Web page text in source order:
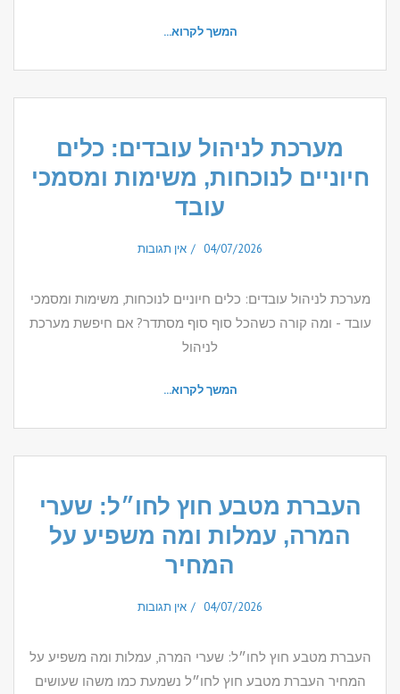
המשך לקרוא...
מערכת לניהול עובדים: כלים
חיוניים לנוכחות, משימות ומסמכי
עובד
04/07/2026 אין תגובות
מערכת לניהול עובדים: כלים חיוניים לנוכחות, משימות ומסמכי
עובד - ומה קורה כשהכל סוף סוף מסתדר? אם חיפשת מערכת
לניהול
המשך לקרוא...
העברת מטבע חוץ לחו״ל: שערי
המרה, עמלות ומה משפיע על
המחיר
04/07/2026 אין תגובות
העברת מטבע חוץ לחו״ל: שערי המרה, עמלות ומה משפיע על
המחיר העברת מטבע חוץ לחו״ל נשמעת כמו משהו שעושים